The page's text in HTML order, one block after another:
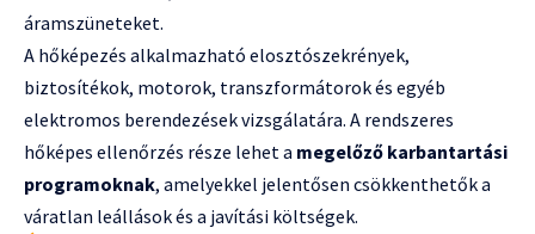
áramszüneteket.
A hőképezés alkalmazható elosztószekrények,
biztosítékok, motorok, transzformátorok és egyéb
elektromos berendezések vizsgálatára. A rendszeres
hőképes ellenőrzés része lehet a megelőző karbantartási
programoknak, amelyekkel jelentősen csökkenthetők a
váratlan leállások és a javítási költségek.